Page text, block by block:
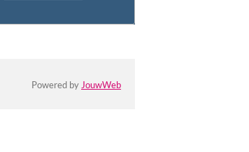
Powered byJouwWeb